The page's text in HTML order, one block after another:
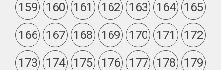
159
160 161 162 163 164
165
166
167 168 169 170 171
172
173
174 175 176 177 178
179